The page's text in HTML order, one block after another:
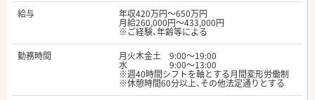
給与
年収420万円～650万円
月給260,000円～433,000円
※ご経験、年齢等による
勤務時間
月火木金土 9:00～19:00
水 9:00～13:00
※週40時間シフトを軸とする月間変形労働制
※休憩時間60分以上、その他法定通りとする